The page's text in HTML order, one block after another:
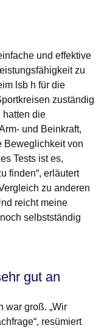
und effektive
zu
lsb h für die
zuständig
hatten die
und Beinkraft,
Beweglichkeit von
Tests ist es,
finden“, erläutert
zu anderen
reicht meine
selbstständig
gut an
war groß. „Wir
resümiert